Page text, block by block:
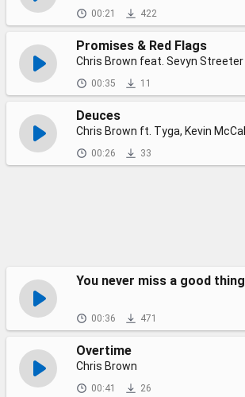
00:21 422
Promises & Red Flags
Chris Brown feat. Sevyn Streeter
00:35 11
Deuces
Chris Brown ft. Tyga, Kevin McCall
00:26 33
You never miss a good thing
00:36 471
Overtime
Chris Brown
00:41 26